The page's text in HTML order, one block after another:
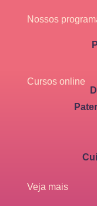
Nossos
Cursos online
Veja mais